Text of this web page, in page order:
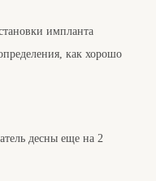
импланта
как хорошо
десны еще на 2